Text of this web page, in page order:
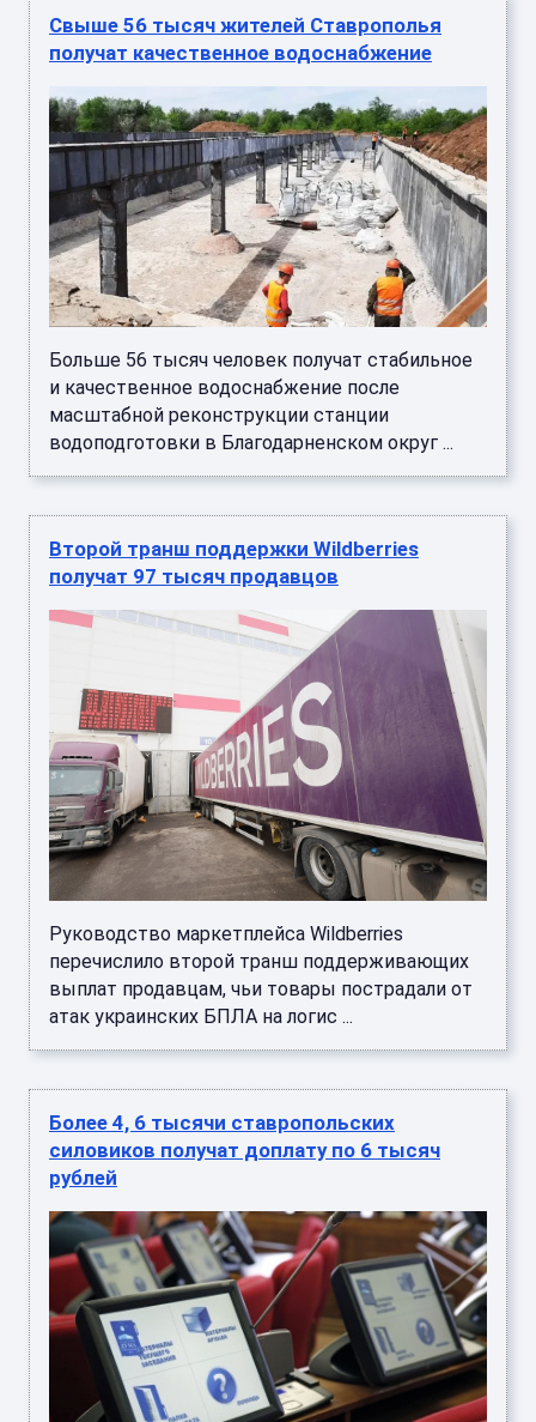
Свыше 56 тысяч жителей Ставрополья
получат качественное водоснабжение
Больше 56 тысяч человек получат стабильное
и качественное водоснабжение после
масштабной реконструкции станции
водоподготовки в Благодарненском округ ...
Второй транш поддержки Wildberries
получат 97 тысяч продавцов
Руководство маркетплейса Wildberries
перечислило второй транш поддерживающих
выплат продавцам, чьи товары пострадали от
атак украинских БПЛА на логис ...
Более 4, 6 тысячи ставропольских
силовиков получат доплату по 6 тысяч
рублей